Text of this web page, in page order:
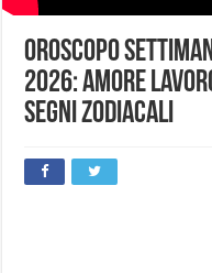
Oroscopo
2026: amore
segni zodiacali